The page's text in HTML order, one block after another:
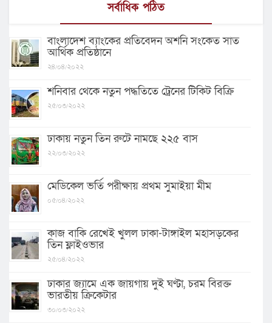
সর্বাধিক পঠিত
বাংলাদেশ ব্যাংকের প্রতিবেদন অশনি সংকেত সাত
আর্থিক প্রতিষ্ঠানে
২৪/০৪/২০২২
শনিবার থেকে নতুন পদ্ধতিতে ট্রেনের টিকিট বিক্রি
২৫/০৩/২০২২
ঢাকায় নতুন তিন রুটে নামছে ২২৫ বাস
২২/০৩/২০২২
মেডিকেল ভর্তি পরীক্ষায় প্রথম সুমাইয়া মীম
০৫/০৪/২০২২
কাজ বাকি রেখেই খুলল ঢাকা-টাঙ্গাইল মহাসড়কের
তিন ফ্লাইওভার
২৫/০৪/২০২২
ঢাকার জ্যামে এক জায়গায় দুই ঘণ্টা, চরম বিরক্ত
ভারতীয় ক্রিকেটার
৩০/০৩/২০২২